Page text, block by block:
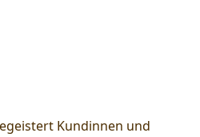
Kundinnen und